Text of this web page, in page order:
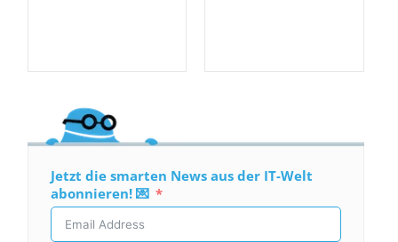
Jetzt die smarten News aus der IT-Welt
abonnieren! 💌